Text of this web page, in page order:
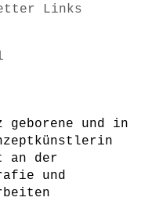
Links
geborene und in
an der
und